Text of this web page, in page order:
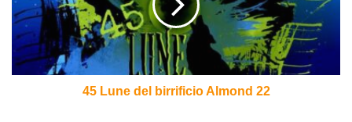
Almond
22
45 Lune del birrificio Almond 22